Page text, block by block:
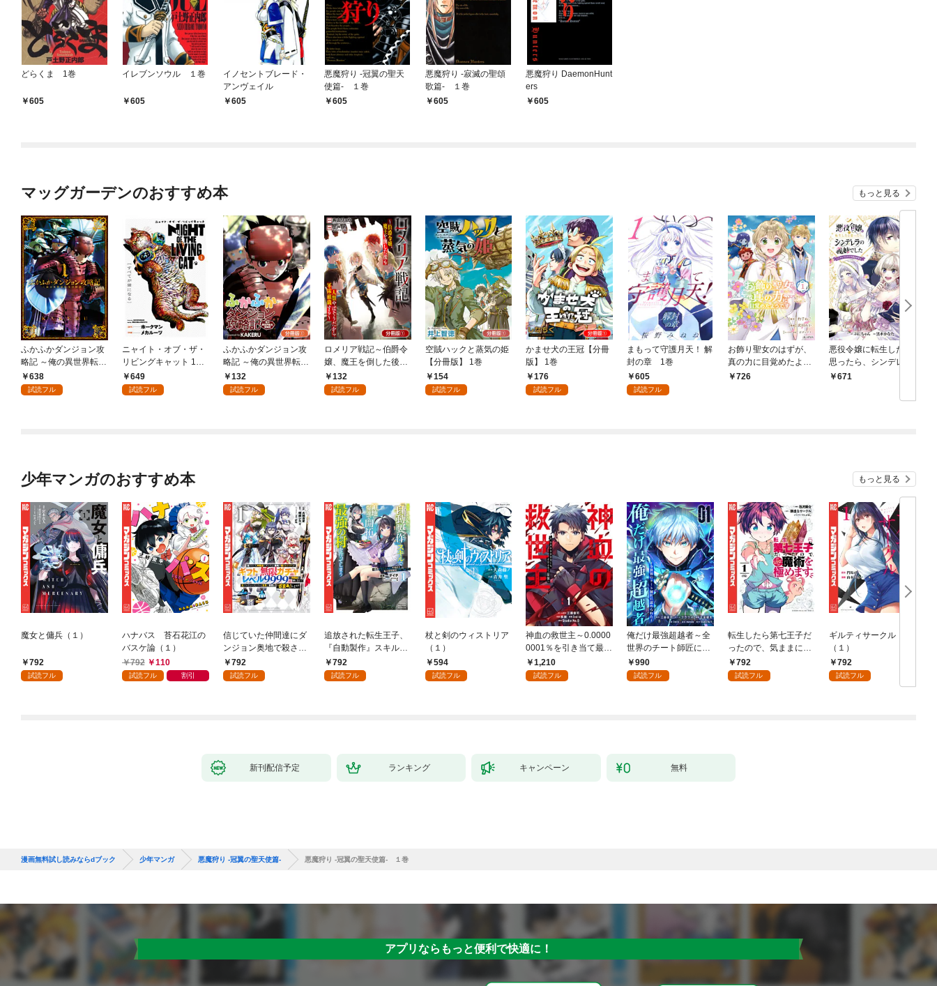
どらくま 1巻
605
イレブンソウル １巻
605
イノセントブレード・
アンヴェイル
605
悪魔狩り -冠翼の聖天
使篇- １巻
605
悪魔狩り -寂滅の聖頌
歌篇- １巻
605
悪魔狩り DaemonHunt
ers
605
マッグガーデンのおすすめ本 もっと見る
ふかふかダンジョン攻
略記 ～俺の異世界転生
冒険譚～ 1巻
638
試読フル
ニャイト・オブ・ザ・
リビングキャット 1巻
すべてが猫になる
649
試読フル
ふかふかダンジョン攻
略記 ～俺の異世界転生
冒険譚～【分冊版】 1
巻
132
試読フル
ロメリア戦記～伯爵令
嬢、魔王を倒した後も
人類やばそうだから軍
隊組織する～【分冊
132
試読フル
空賊ハックと蒸気の姫
【分冊版】 1巻
154
試読フル
かませ犬の王冠【分冊
版】 1巻
176
試読フル
まもって守護月天！ 解
封の章 1巻
605
試読フル
お飾り聖女のはずが、
真の力に目覚めたよう
です THE COMIC 1巻
726
悪役令嬢に転生したと
思ったら、シンデレラ
の義姉でした ～シンデ
671
少年マンガのおすすめ本 もっと見る
魔女と傭兵（１）
792
試読フル
ハナバス 苔石花江の
バスケ論（１）
792
110
試読フル 割引
信じていた仲間達にダ
ンジョン奥地で殺され
かけたがギフト『無限
ガチャ』でレベル９９
792
試読フル
追放された転生王子、
『自動製作』スキルで
領地を爆速で開拓し最
強の村を作ってしまう
792
試読フル
杖と剣のウィストリア
（１）
594
試読フル
神血の救世主～0.0000
0001％を引き当て最強
へ～【電子書籍特典
付】（１）
1,210
試読フル
俺だけ最強超越者～全
世界のチート師匠に認
められた～【単行本】
（１）
990
試読フル
転生したら第七王子だ
ったので、気ままに魔
術を極めます（１）
792
試読フル
ギルティサークル
（１）
792
試読フル
新刊配信予定 ランキング キャンペーン 無料
漫画無料試し読みならdブック 少年マンガ 悪魔狩り -冠翼の聖天使篇- 悪魔狩り -冠翼の聖天使篇- １巻
アプリならもっと便利で快適に！